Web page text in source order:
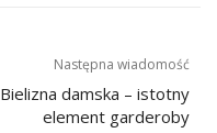
Następna wiadomość
Bielizna damska – istotny
element garderoby